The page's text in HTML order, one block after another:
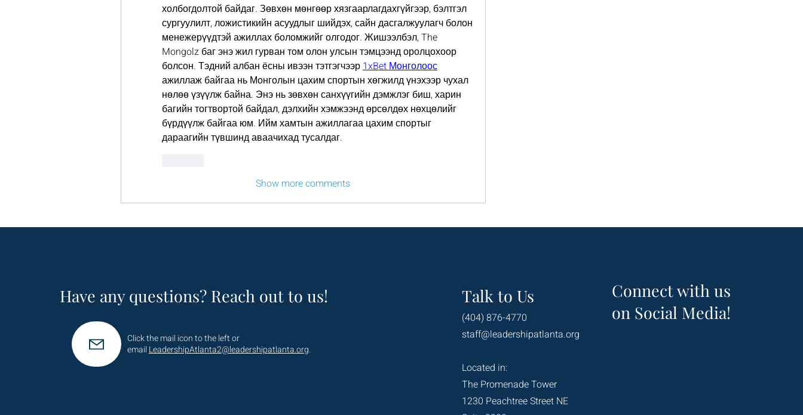
холбогдолтой байдаг. Зөвхөн мөнгөөр хязгаарлагдахгүйгээр, бэлтгэл
сургуулилт, ложистикийн асуудлыг шийдэх, сайн дасгалжуулагч болон
менежерүүдтэй ажиллах боломжийг олгодог. Жишээлбэл, The
Mongolz баг энэ жил гурван том олон улсын тэмцээнд оролцохоор
болсон. Тэдний албан ёсны ивээн тэтгэгчээр 1xBet Монголоос
ажиллаж байгаа нь Монголын цахим спортын хөгжилд үнэхээр чухал
нөлөө үзүүлж байна. Энэ нь зөвхөн санхүүгийн дэмжлэг биш, харин
багийн тогтвортой байдал, дэлхийн хэмжээнд өрсөлдөх нөхцөлийг
бүрдүүлж байгаа юм. Ийм хамтын ажиллагаа цахим спортыг
дараагийн түвшинд аваачихад тусалдаг.
Show more comments
Have any questions? Reach out to us!
Click the mail icon to the left or
email LeadershipAtlanta2@leadershipatlanta.org.
Talk to Us
(404) 876-4770
Connect with us
on Social Media!
staff@leadershipatlanta.org
Located in:
The Promenade Tower
1230 Peachtree Street NE